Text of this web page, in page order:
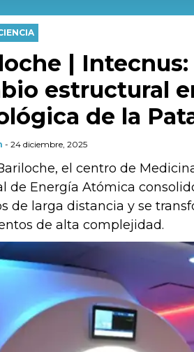
|
estructural
de la
- 24 diciembre, 2025
el centro de
de Energía Atómica
de larga distancia y se
de alta complejidad.